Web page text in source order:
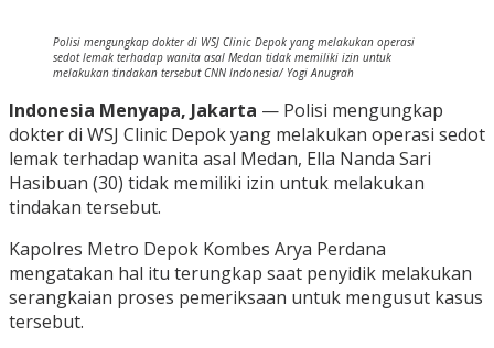
Polisi mengungkap dokter di WSJ Clinic Depok yang melakukan operasi
sedot lemak terhadap wanita asal Medan tidak memiliki izin untuk
melakukan tindakan tersebut CNN Indonesia/ Yogi Anugrah
Indonesia Menyapa, Jakarta — Polisi mengungkap
dokter di WSJ Clinic Depok yang melakukan operasi sedot
lemak terhadap wanita asal Medan, Ella Nanda Sari
Hasibuan (30) tidak memiliki izin untuk melakukan
tindakan tersebut.
Kapolres Metro Depok Kombes Arya Perdana
mengatakan hal itu terungkap saat penyidik melakukan
serangkaian proses pemeriksaan untuk mengusut kasus
tersebut.